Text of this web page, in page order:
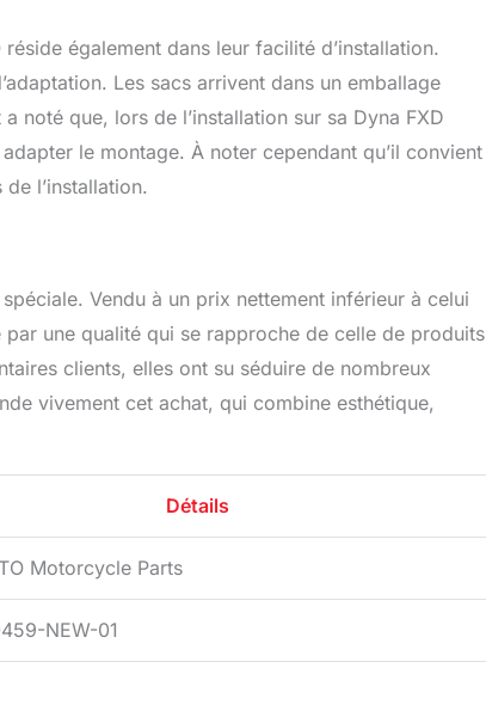
également dans leur facilité d’installation.
Les sacs arrivent dans un emballage
noté que, lors de l’installation sur sa Dyna FXD
le montage. À noter cependant qu’il convient
l’installation.
Vendu à un prix nettement inférieur à celui
une qualité qui se rapproche de celle de produits
clients, elles ont su séduire de nombreux
vivement cet achat, qui combine esthétique,
Détails
Motorcycle Parts
NEW-01